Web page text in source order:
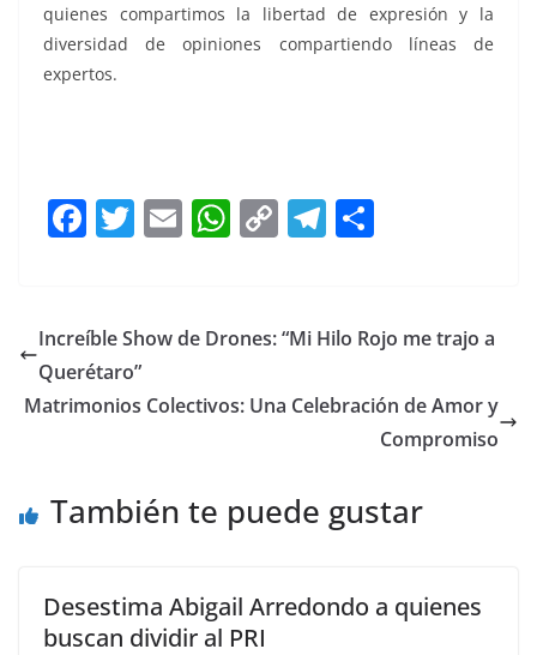
quienes compartimos la libertad de expresión y la
diversidad de opiniones compartiendo líneas de
expertos.
F
e
b
o
T
er
E
l
W
s
p
C
y
n
T
gr
m
e
Increíble Show de Drones: “Mi Hilo Rojo me trajo a
Querétaro”
Matrimonios Colectivos: Una Celebración de Amor y
Compromiso
También te puede gustar
Desestima Abigail Arredondo a quienes
buscan dividir al PRI